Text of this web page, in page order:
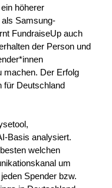
höherer
Samsung-
FundraiseUp auch
der Person und
machen. Der Erfolg
für Deutschland
Basis analysiert.
welchen
um
Spender bzw.